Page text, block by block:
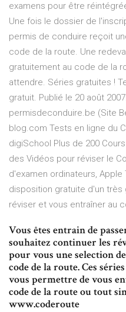
examens pour être
Une fois le dossier de
permis de conduire reçoit
code de la route. Une
gratuitement au code de la
attendre. Séries gratuites !
gratuit. Publié le 20 août
permisdeconduire.be (Site
blog.com Tests en ligne du
digiSchool Plus de 200
des Vidéos pour réviser le
d'examen ordinateurs, Apple
disposition gratuite d'un
réviser et vous entraîner au
Vous êtes entrain de
souhaitez continuer les
pour vous une selection
code de la route. Ces
vous permettre de vous
code de la route ou tout
www.coderoute